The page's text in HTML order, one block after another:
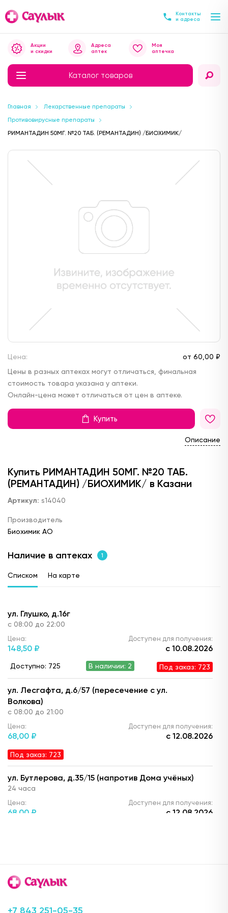
Контакты
и адреса
Каталог товаров
Акции
и скидки
Адреса
аптек
Моя
аптечка
Главная
Лекарственные препараты
Противовирусные препараты
РИМАНТАДИН 50МГ. №20 ТАБ. (РЕМАНТАДИН) /БИОХИМИК/
Цена: от 60, 00 ₽
Цены в разных аптеках могут отличаться, финальная
стоимость товара указана у аптеки.
Онлайн-цена может отличаться от цен в аптеке.
Купить
Описание
Купить РИМАНТАДИН 50МГ. №20 ТАБ.
(РЕМАНТАДИН) /БИОХИМИК/ в Казани
Артикул: s14040
Производитель
Биохимик АО
Наличие в аптеках 1
Списком На карте
ул. Глушко, д.16г
с 08:00 до 22:00
Цена:
148,50 ₽
Доступен для получения:
с 10.08.2026
Доступно: 725 В наличии: 2 Под заказ: 723
ул. Лесгафта, д.6/57 (пересечение с ул.
Волкова)
с 08:00 до 21:00
Цена:
68,00 ₽
Доступен для получения:
с 12.08.2026
Под заказ: 723
ул. Бутлерова, д.35/15 (напротив Дома учёных)
24 часа
Цена:
68, 00 ₽
Доступен для получения:
с 12.08.2026
Цена:
68,00 ₽
Под заказ: 723
+7 843 251-05-35